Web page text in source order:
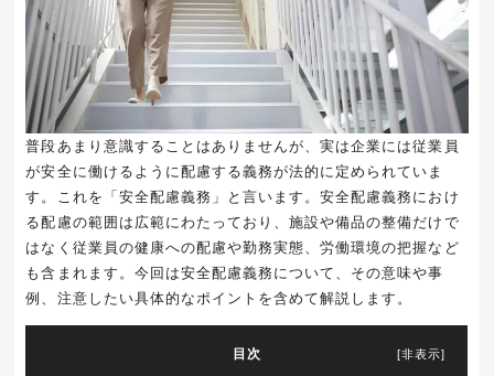
普段あまり意識することはありませんが、実は企業には従業員
が安全に働けるように配慮する義務が法的に定められていま
す。これを「安全配慮義務」と言います。安全配慮義務におけ
る配慮の範囲は広範にわたっており、施設や備品の整備だけで
はなく従業員の健康への配慮や勤務実態、労働環境の把握など
も含まれます。今回は安全配慮義務について、その意味や事
例、注意したい具体的なポイントを含めて解説します。
目次 [非表示]